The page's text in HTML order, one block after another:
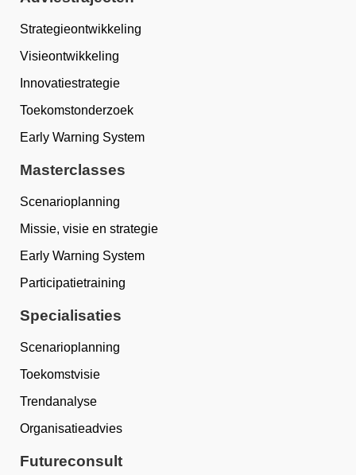
Strategieontwikkeling
Visieontwikkeling
Innovatiestrategie
Toekomstonderzoek
Early Warning System
Masterclasses
Scenarioplanning
Missie, visie en strategie
Early Warning System
Participatietraining
Specialisaties
Scenarioplanning
Toekomstvisie
Trendanalyse
Organisatieadvies
Futureconsult